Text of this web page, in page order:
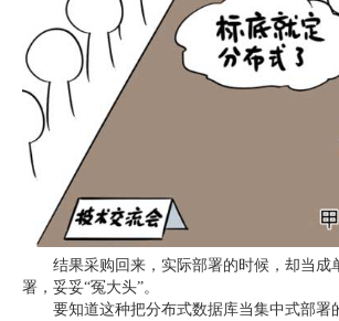
结果采购回来，实际部署的时候，却当成
署，妥妥“冤大头”。
要知道这种把分布式数据库当集中式部署